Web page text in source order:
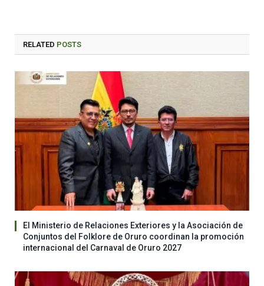
RELATED POSTS
El Ministerio de Relaciones Exteriores y la Asociación de
Conjuntos del Folklore de Oruro coordinan la promoción
internacional del Carnaval de Oruro 2027